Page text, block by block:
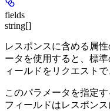
fields
string[]
レスポンスに含める属
ータを使用すると、標
ィールドをリクエストで
このパラメータを指定
フィールドはレスポン